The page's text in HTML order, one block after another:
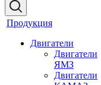
Продукция
Двигатели
Двигатели
ЯМЗ
Двигатели